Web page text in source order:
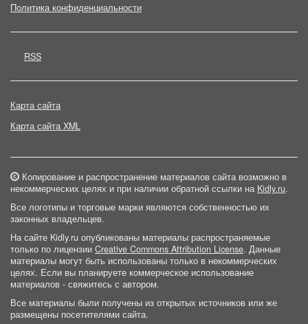
Политика конфиденциальности
RSS
Карта сайта
Карта сайта XML
Копирование и распространение материалов сайта возможно в
некоммерческих целях и при наличии обратной ссылки на Kidly.ru.
Все логотипы и торговые марки являются собственностью их
законных владельцев.
На сайте Kidly.ru опубликованы материалы распространяемые
только по лицензии Creative Commons Attribution License. Данные
материалы могут быть использованы только в некоммерческих
целях. Если вы планируете коммерческое использование
материалов - свяжитесь с автором.
Все материалы были получены из открытых источников или же
размещены посетителями сайта.